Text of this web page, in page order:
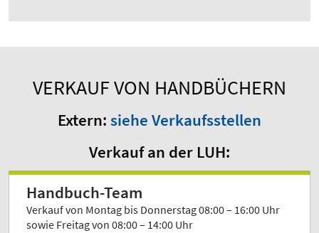
VERKAUF VON HANDBÜCHERN
Extern: siehe Verkaufsstellen
Verkauf an der LUH:
Handbuch-Team
Verkauf von Montag bis Donnerstag 08:00 – 16:00 Uhr
sowie Freitag von 08:00 – 14:00 Uhr